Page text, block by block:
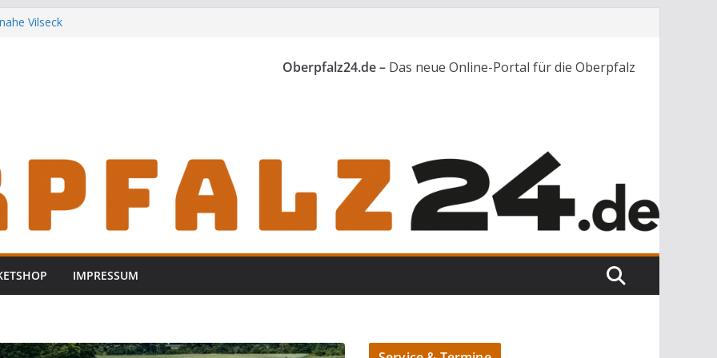
Vilseck
Oberpfalz24.de – Das neue Online-Portal für die Oberpfalz
IMPRESSUM